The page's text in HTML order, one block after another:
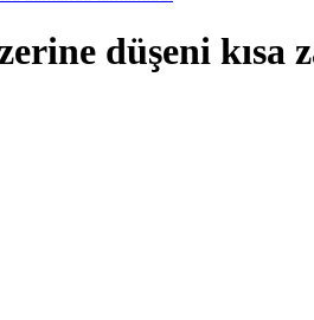
düşeni kısa